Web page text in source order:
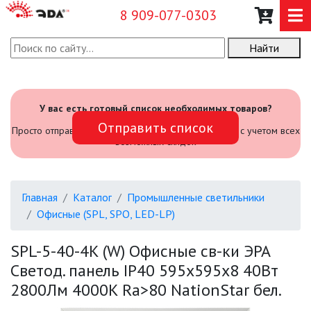
8 909-077-0303
О КОМПАНИИ
САДОВЫЙ ИНВЕНТАРЬ И
ИНСТРУМЕНТЫ
БЫТОВЫЕ ЖКХ (SPB)
ОФИСНЫЕ (SPL, SPO, LED-LP)
Найти
У вас есть готовый список необходимых товаров?
Просто отправьте его нам и мы посчитаем стоимость с учетом всех
возможных скидок
Отправить список
Главная Каталог
Промышленные светильники
Офисные (SPL, SPO, LED-LP)
SPL-5-40-4K (W) Офисные св-ки ЭРА
Светод. панель IP40 595x595x8 40Вт
2800Лм 4000K Ra>80 NationStar бел.